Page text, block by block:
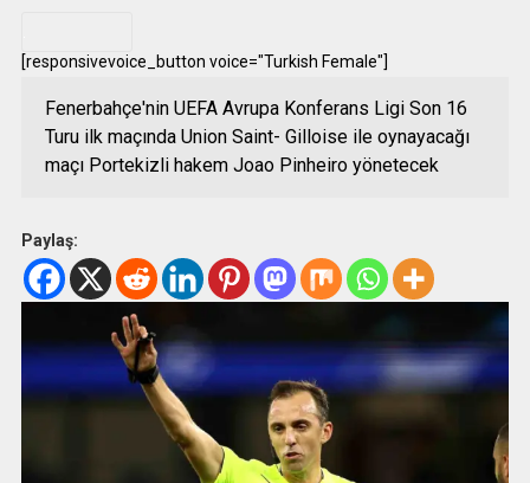
[responsivevoice_button voice="Turkish Female"]
Fenerbahçe'nin UEFA Avrupa Konferans Ligi Son 16
Turu ilk maçında Union Saint- Gilloise ile oynayacağı
maçı Portekizli hakem Joao Pinheiro yönetecek
Paylaş: